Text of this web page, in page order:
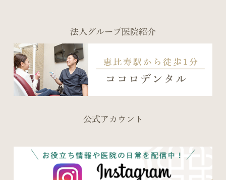
法人グループ医院紹介
公式アカウント